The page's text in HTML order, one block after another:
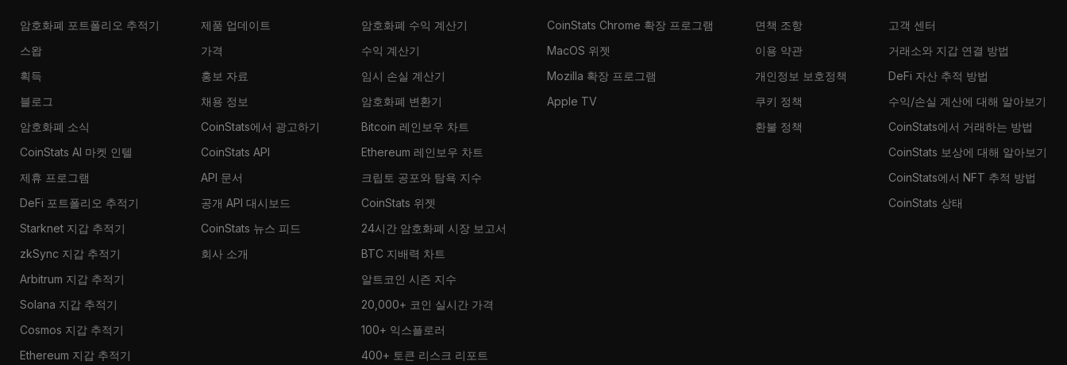
암호화폐 포트폴리오 추적기
스왑
획득
블로그
암호화폐 소식
CoinStats AI 마켓 인텔
제휴 프로그램
DeFi 포트폴리오 추적기
Starknet 지갑 추적기
zkSync 지갑 추적기
Arbitrum 지갑 추적기
Solana 지갑 추적기
Cosmos 지갑 추적기
Ethereum 지갑 추적기
제품 업데이트
가격
홍보 자료
채용 정보
CoinStats에서 광고하기
CoinStats API
API 문서
공개 API 대시보드
CoinStats 뉴스 피드
회사 소개
암호화폐 수익 계산기
수익 계산기
임시 손실 계산기
암호화폐 변환기
Bitcoin 레인보우 차트
Ethereum 레인보우 차트
크립토 공포와 탐욕 지수
CoinStats 위젯
24시간 암호화폐 시장 보고서
BTC 지배력 차트
알트코인 시즌 지수
20,000+ 코인 실시간 가격
100+ 익스플로러
400+ 토큰 리스크 리포트
CoinStats Chrome 확장 프로그램
MacOS 위젯
Mozilla 확장 프로그램
Apple TV
면책 조항
이용 약관
개인정보 보호정책
쿠키 정책
환불 정책
고객 센터
거래소와 지갑 연결 방법
DeFi 자산 추적 방법
수익/손실 계산에 대해 알아보기
CoinStats에서 거래하는 방법
CoinStats 보상에 대해 알아보기
CoinStats에서 NFT 추적 방법
CoinStats 상태